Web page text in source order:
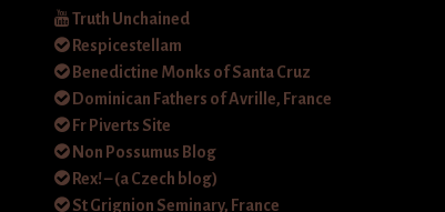
Truth Unchained
Respicestellam
Benedictine Monks of Santa Cruz
Dominican Fathers of Avrille, France
Fr Piverts Site
Non Possumus Blog
Rex! – (a Czech blog)
St Grignion Seminary, France